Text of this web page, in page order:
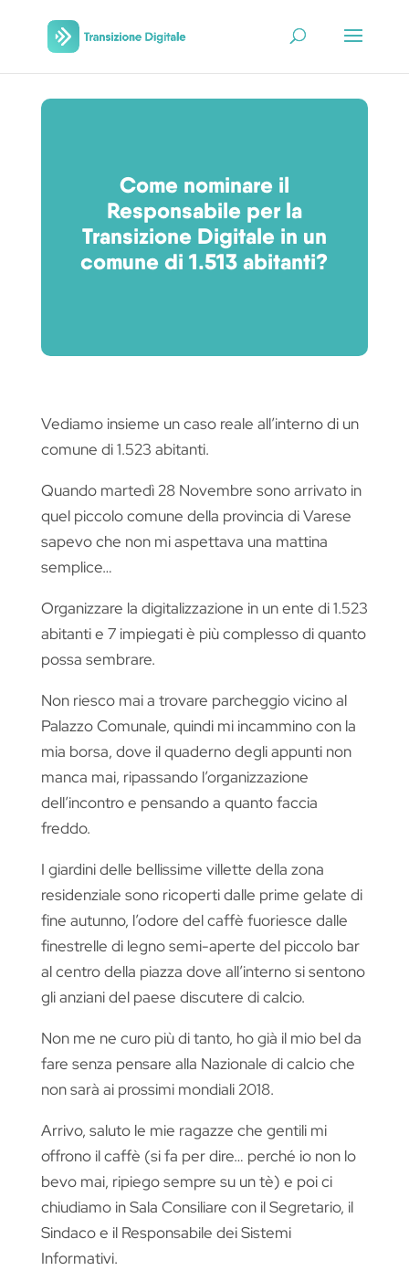
Come nominare il
Responsabile per la
Transizione Digitale in un
comune di 1.513 abitanti?
Vediamo insieme un caso reale all’interno di un
comune di 1.523 abitanti.
Quando martedì 28 Novembre sono arrivato in
quel piccolo comune della provincia di Varese
sapevo che non mi aspettava una mattina
semplice…
Organizzare la digitalizzazione in un ente di 1.523
abitanti e 7 impiegati è più complesso di quanto
possa sembrare.
Non riesco mai a trovare parcheggio vicino al
Palazzo Comunale, quindi mi incammino con la
mia borsa, dove il quaderno degli appunti non
manca mai, ripassando l’organizzazione
dell’incontro e pensando a quanto faccia
freddo.
I giardini delle bellissime villette della zona
residenziale sono ricoperti dalle prime gelate di
fine autunno, l’odore del caffè fuoriesce dalle
finestrelle di legno semi-aperte del piccolo bar
al centro della piazza dove all’interno si sentono
gli anziani del paese discutere di calcio.
Non me ne curo più di tanto, ho già il mio bel da
fare senza pensare alla Nazionale di calcio che
non sarà ai prossimi mondiali 2018.
Arrivo, saluto le mie ragazze che gentili mi
offrono il caffè (si fa per dire… perché io non lo
bevo mai, ripiego sempre su un tè) e poi ci
chiudiamo in Sala Consiliare con il Segretario, il
Sindaco e il Responsabile dei Sistemi
Informativi.